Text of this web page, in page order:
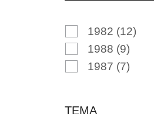
1982 (12)
1988 (9)
1987 (7)
TEMA